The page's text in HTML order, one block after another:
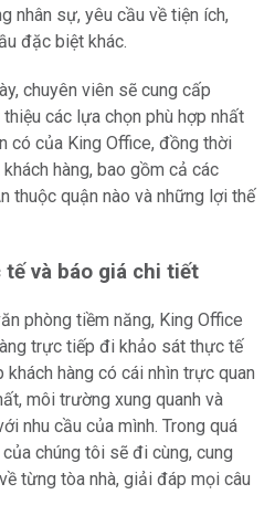
nhân sự, yêu cầu về tiện ích,
đặc biệt khác.
chuyên viên sẽ cung cấp
các lựa chọn phù hợp nhất
có của King Office, đồng thời
hàng, bao gồm cả các
thuộc quận nào và những lợi thế
và báo giá chi tiết
phòng tiềm năng, King Office
trực tiếp đi khảo sát thực tế
hàng có cái nhìn trực quan
môi trường xung quanh và
nhu cầu của mình. Trong quá
chúng tôi sẽ đi cùng, cung
từng tòa nhà, giải đáp mọi câu